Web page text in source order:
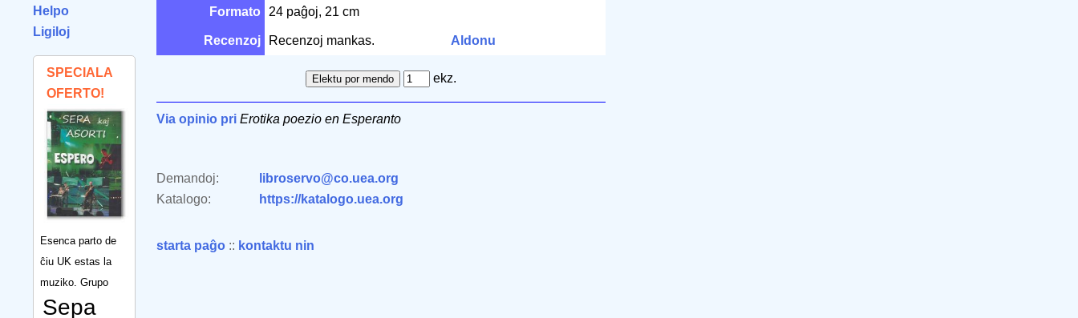
Helpo
Ligiloj
SPECIALA
OFERTO!
Esenca parto de
ĉiu UK estas la
muziko. Grupo
Sepa
Formato 24 paĝoj, 21 cm
Recenzoj Recenzoj mankas. Aldonu
ekz.
Via opinio pri Erotika poezio en Esperanto
Demandoj:
libroservo@co.uea.org
Katalogo:
https://katalogo.uea.org
starta paĝo :: kontaktu nin